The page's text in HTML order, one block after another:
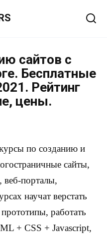
сайтов с
Бесплатные
Рейтинг
цены.
по созданию и
сайты,
веб-порталы,
научат верстать
работать
+ CSS + Javascript,